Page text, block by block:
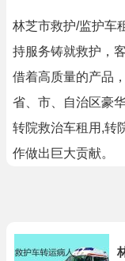
林芝市救护/监护车
持服务铸就救护，
借着高质量的产品
省、市、自治区豪
转院救治车租用,转
作做出巨大贡献。